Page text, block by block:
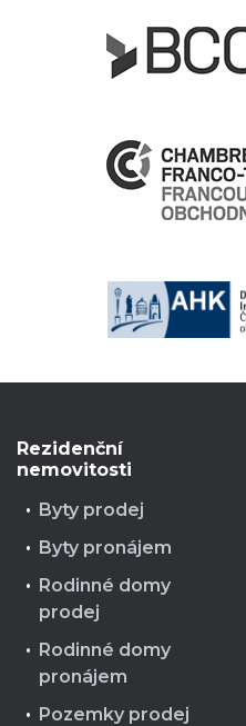
Rezidenční
nemovitosti
Byty prodej
Byty pronájem
Rodinné domy
prodej
Rodinné domy
pronájem
Pozemky prodej